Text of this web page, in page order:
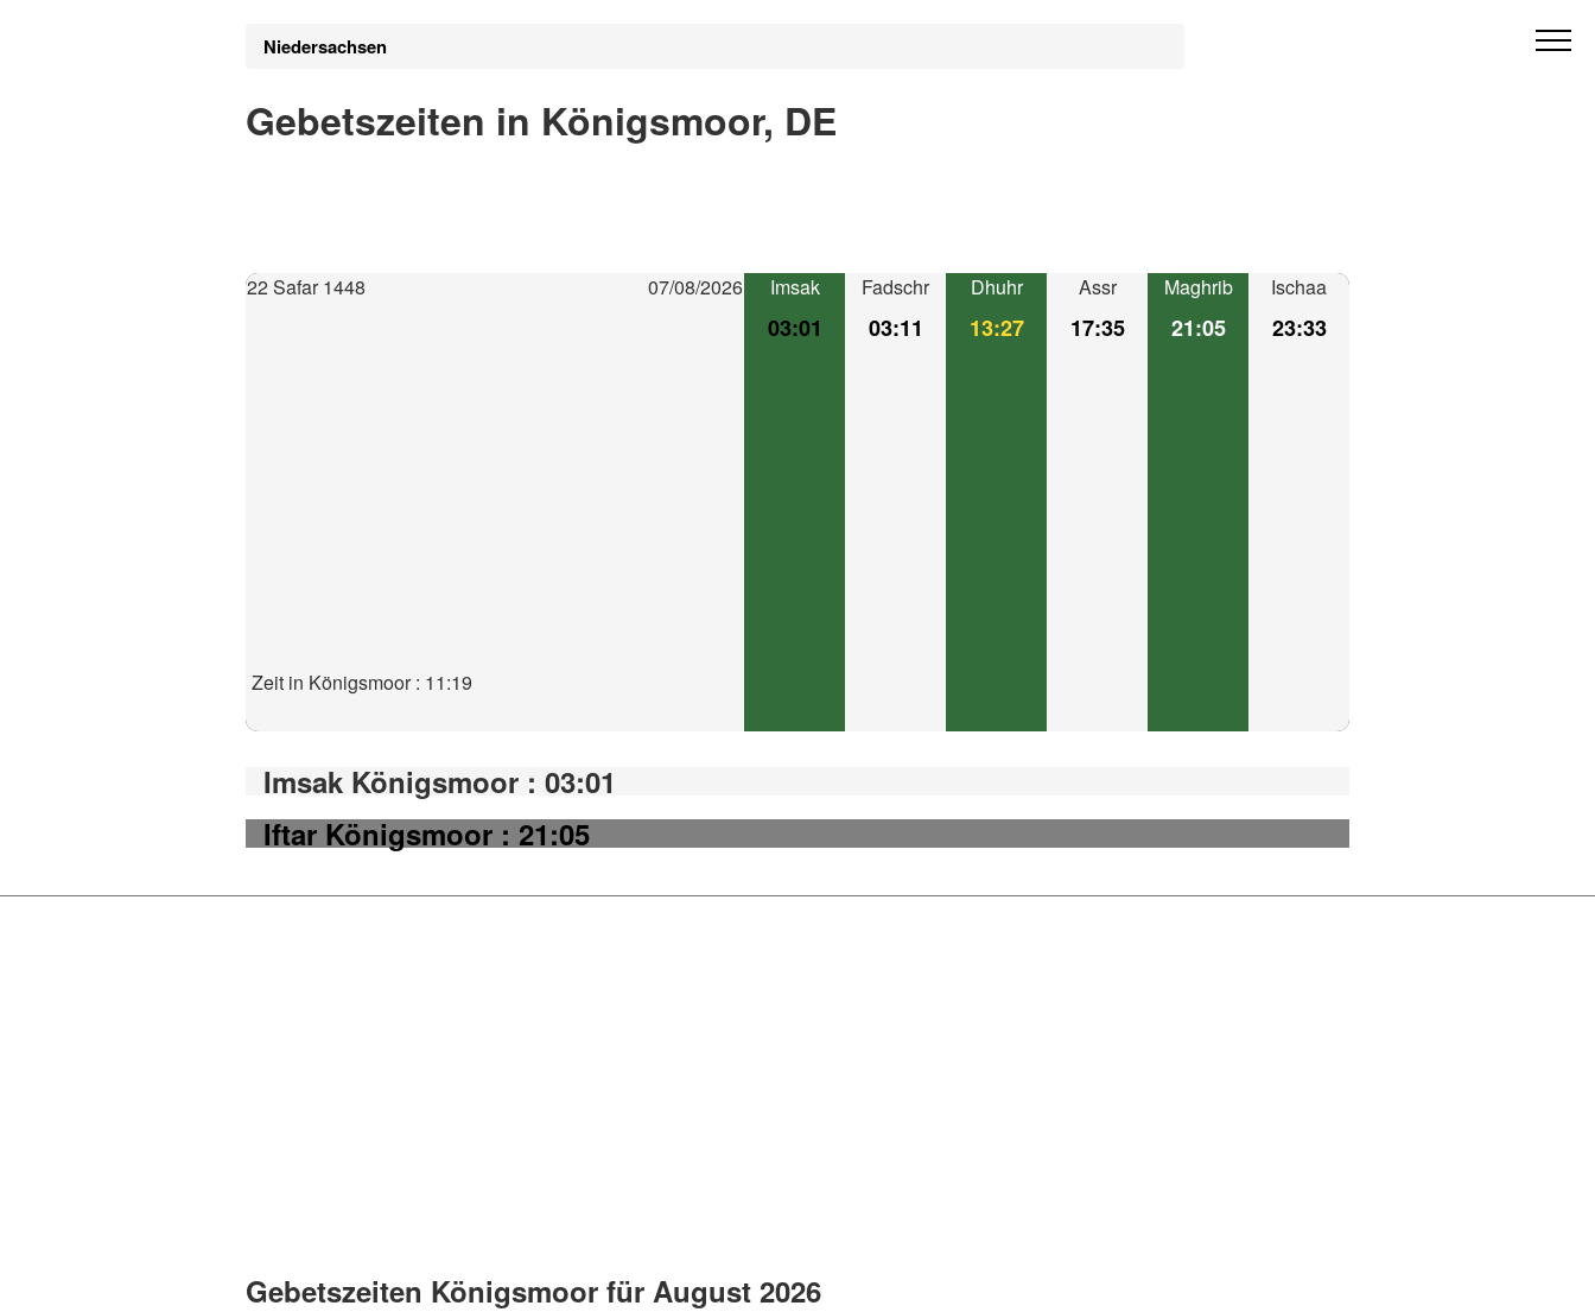
Niedersachsen
Gebetszeiten in Königsmoor, DE
22 Safar 1448 07/08/2026
Zeit in Königsmoor : 11:19
Imsak
03:01
Fadschr
03:11
Dhuhr
13:27
Assr
17:35
Maghrib
21:05
Ischaa
23:33
Imsak Königsmoor : 03:01
Iftar Königsmoor : 21:05
Gebetszeiten Königsmoor für August 2026